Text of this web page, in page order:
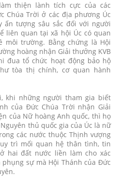
thiện lành tích cực của các
Chúa Trời ở các địa phương Úc
ấn tượng sâu sắc đối với người
liên quan tại xã hội Úc có quan
môi trường. Bằng chứng là Hội
hoàng nhận Giải thưởng KVB
đua tổ chức hoạt động bảo hộ
tòa thị chính, cơ quan hành
khi những người tham gia biết
của Đức Chúa Trời nhận Giải
của Nữ hoàng Anh quốc, thì họ
thủ quốc gia của Úc là nữ
các nước thuộc Thịnh vượng
trì mối quan hệ thân tình, tin
hai đất nước liền làm cho xác
sự mà Hội Thánh của Đức